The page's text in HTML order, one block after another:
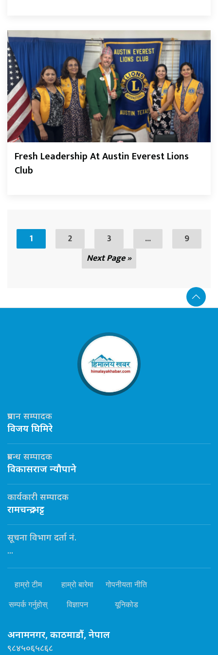
Fresh Leadership At Austin Everest Lions
Club
1 2 3 ...
9
Next Page »
प्रधान सम्पादक
विजय घिमिरे
प्रबन्ध सम्पादक
विकासराज न्यौपाने
कार्यकारी सम्पादक
रामचन्द्र भट्ट
सूचना विभाग दर्ता नं.
...
हाम्रो टीम हाम्रो बारेमा गोपनीयता नीति
सम्पर्क गर्नुहोस् विज्ञापन यूनिकोड
अनामनगर, काठमाडौं, नेपाल
९८४५०६५८६८